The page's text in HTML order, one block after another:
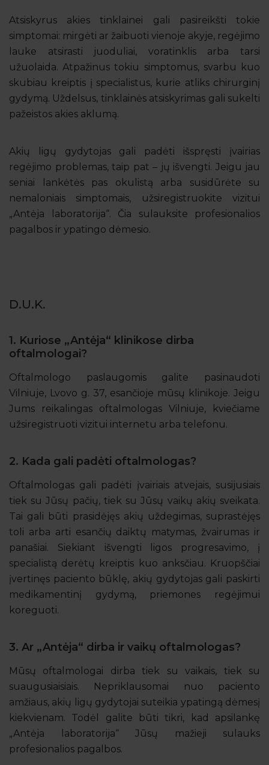
Atsiskyrus akies tinklainei gali pasireikšti tokie
simptomai: mirgėti ar žaibuoti vienoje akyje, regėjimo
lauke atsirasti juoduliai, voratinklis arba tarsi
užuolaida. Atpažinus tokiu simptomus, svarbu kuo
skubiau kreiptis į specialistus, kurie atliks chirurginį
gydymą. Uždelsus, tinklainės atsiskyrimas gali sukelti
pažeistos akies aklumą.
Akių ligų gydytojas gali padėti išspręsti įvairias
regėjimo problemas, taip pat – jų išvengti. Jeigu jau
seniai lankėtės pas okulistą arba susidūrėte su
nemaloniais simptomais, užsiregistruokite vizitui
„Antėja laboratorija“. Čia sulauksite profesionalios
pagalbos ir ypatingo dėmesio.
D.U.K.
1. Kuriose „Antėja“ klinikose dirba
oftalmologai?
Oftalmologo paslaugomis galite pasinaudoti
Vilniuje, Lvovo g. 37, esančioje mūsų klinikoje. Jeigu
Jums reikalingas oftalmologas Vilniuje, kviečiame
užsiregistruoti vizitui internetu arba telefonu.
2. Kada gali padėti oftalmologas?
Oftalmologas gali padėti įvairiais atvejais, susijusiais
tiek su Jūsų pačių, tiek su Jūsų vaikų akių sveikata.
Tai gali būti prasidėjęs akių uždegimas, suprastėjęs
toli arba arti esančių daiktų matymas, žvairumas ir
panašiai. Siekiant išvengti ligos progresavimo, į
specialistą derėtų kreiptis kuo anksčiau. Kruopščiai
įvertinęs paciento būklę, akių gydytojas gali paskirti
medikamentinį gydymą, priemones regėjimui
koreguoti.
3. Ar „Antėja“ dirba ir vaikų oftalmologas?
Mūsų oftalmologai dirba tiek su vaikais, tiek su
suaugusiaisiais. Nepriklausomai nuo paciento
amžiaus, akių ligų gydytojai suteikia ypatingą dėmesį
kiekvienam. Todėl galite būti tikri, kad apsilankę
„Antėja laboratorija“ Jūsų mažieji sulauks
profesionalios pagalbos.